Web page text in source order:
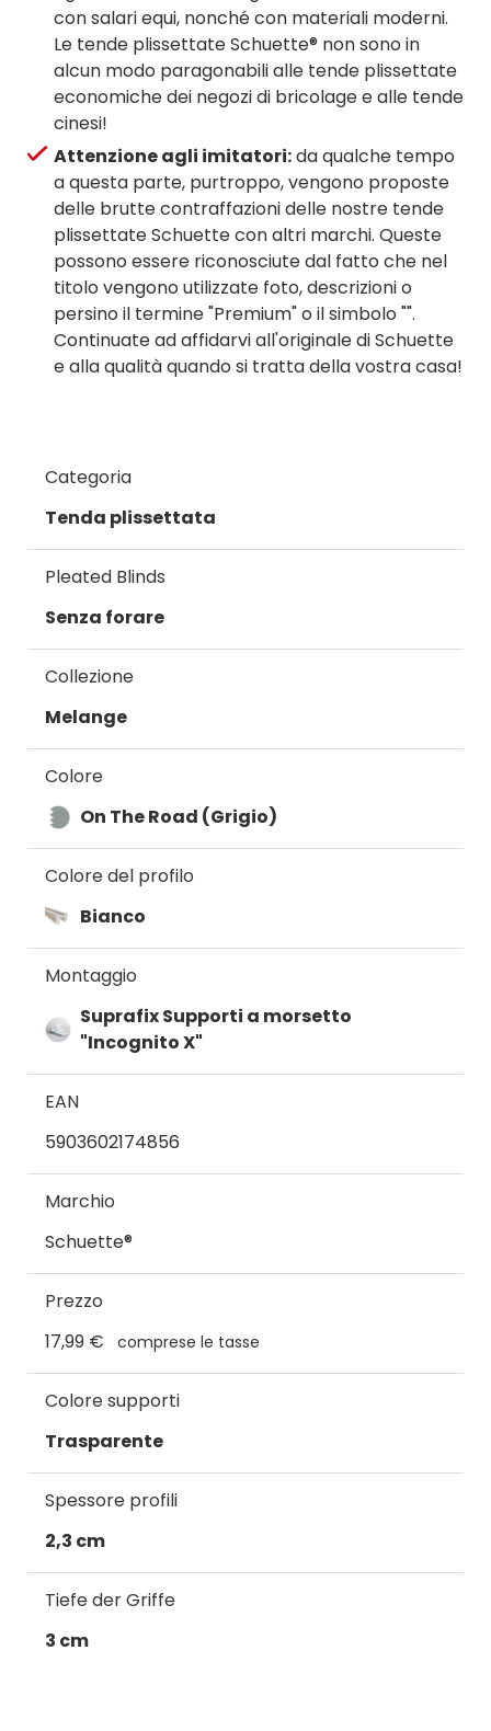
con salari equi, nonché con materiali moderni.
Le tende plissettate Schuette® non sono in
alcun modo paragonabili alle tende plissettate
economiche dei negozi di bricolage e alle tende
cinesi!
Attenzione agli imitatori:da qualche tempo
a questa parte, purtroppo, vengono proposte
delle brutte contraffazioni delle nostre tende
plissettate Schuette con altri marchi. Queste
possono essere riconosciute dal fatto che nel
titolo vengono utilizzate foto, descrizioni o
persino il termine "Premium" o il simbolo "".
Continuate ad affidarvi all'originale di Schuette
e alla qualità quando si tratta della vostra casa!
Categoria
Tenda plissettata
Pleated Blinds
Senza forare
Collezione
Melange
Colore
On The Road (Grigio)
Colore del profilo
Bianco
Montaggio
Suprafix Supporti a morsetto
"Incognito X"
EAN
5903602174856
Marchio
Schuette®
Prezzo
17,99 € comprese le tasse
Colore supporti
Trasparente
Spessore profili
2,3 cm
Tiefe der Griffe
3 cm